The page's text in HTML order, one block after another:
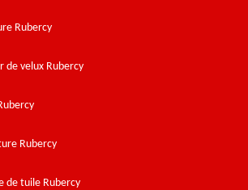
Rubercy
de velux Rubercy
Rubercy
de tuile Rubercy